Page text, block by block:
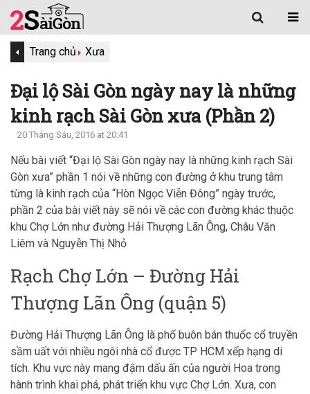
Trang chủ Xưa
Đại lộ Sài Gòn ngày nay là những
kinh rạch Sài Gòn xưa (Phần 2)
20 Tháng Sáu, 2016 at 20:41
Nếu bài viết “Đại lộ Sài Gòn ngày nay là những kinh rạch Sài
Gòn xưa” phần 1 nói về những con đường ở khu trung tâm
từng là kinh rạch của “Hòn Ngọc Viễn Đông” ngày trước,
phần 2 của bài viết này sẽ nói về các con đường khác thuộc
khu Chợ Lớn như đường Hải Thượng Lãn Ông, Châu Văn
Liêm và Nguyễn Thị Nhỏ
Rạch Chợ Lớn – Đường Hải
Thượng Lãn Ông (quận 5)
Đường Hải Thượng Lãn Ông là phố buôn bán thuốc cổ truyền
sầm uất với nhiều ngôi nhà cổ được TP HCM xếp hạng di
tích. Khu vực này mang đậm dấu ấn của người Hoa trong
hành trình khai phá, phát triển khu vực Chợ Lớn. Xưa, con